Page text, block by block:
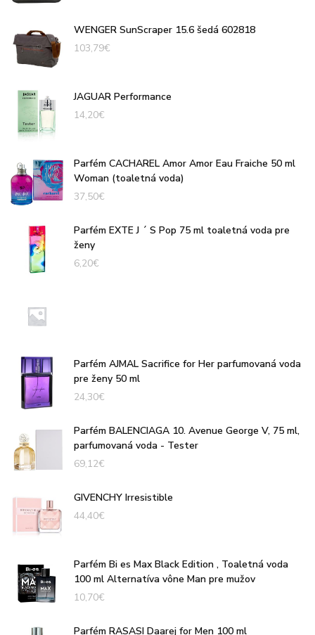
WENGER SunScraper 15.6 šedá 602818
103,79€
JAGUAR Performance
14,20€
Parfém CACHAREL Amor Amor Eau Fraiche 50 ml
Woman (toaletná voda)
37,50€
Parfém EXTE J ´ S Pop 75 ml toaletná voda pre
ženy
6,20€
Parfém AJMAL Sacrifice for Her parfumovaná voda
pre ženy 50 ml
24,30€
Parfém BALENCIAGA 10. Avenue George V, 75 ml,
parfumovaná voda - Tester
69,12€
GIVENCHY Irresistible
44,40€
Parfém Bi es Max Black Edition , Toaletná voda
100 ml Alternatíva vône Man pre mužov
10,70€
Parfém RASASI Daarej for Men 100 ml